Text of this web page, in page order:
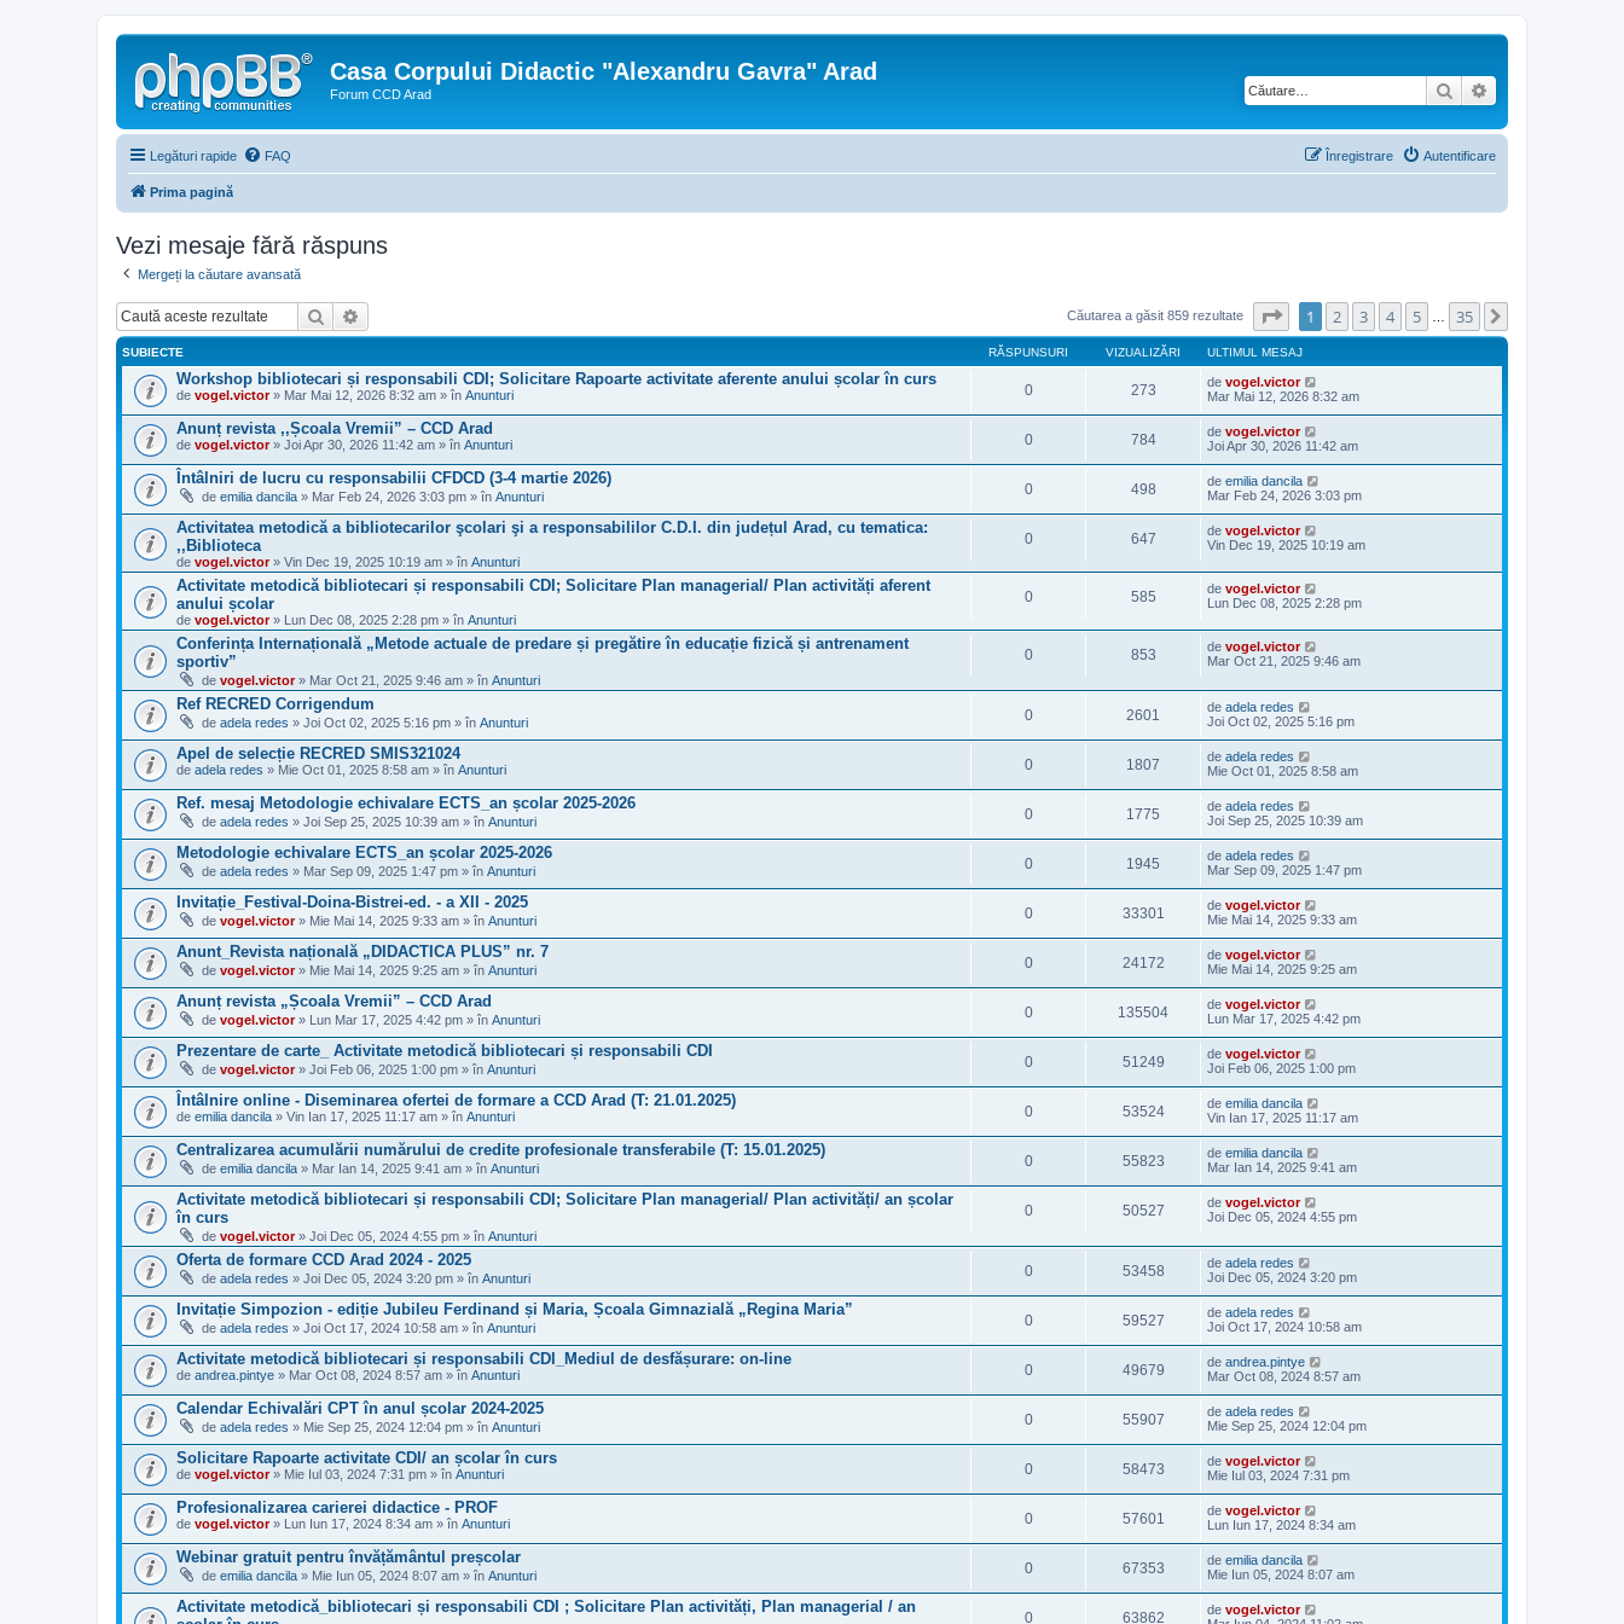
Casa Corpului Didactic "Alexandru Gavra" Arad
Forum CCD Arad Căutare
Legături rapide FAQ Autentificare
Înregistrare
Prima pagină
Vezi mesaje fără răspuns
Mergeți la căutare avansată
Căutare Căutarea a găsit 859 rezultate Pagina1 din 35
1 2 3 4 5 35
SUBIECTE RĂSPUNSURI VIZUALIZĂRI ULTIMUL MESAJ
Workshop bibliotecari și responsabili CDI; Solicitare Rapoarte activitate aferente anului școlar în curs
de vogel.victor» Mar Mai 12, 2026 8:32 am » în Anunturi 0 273 de vogel.victor
Mar Mai 12, 2026 8:32 am
Anunț revista ,,Școala Vremii” – CCD Arad
de vogel.victor» Joi Apr 30, 2026 11:42 am » în Anunturi 0 784 de vogel.victor
Joi Apr 30, 2026 11:42 am
Întâlniri de lucru cu responsabilii CFDCD (3-4 martie 2026)
de emilia dancila » Mar Feb 24, 2026 3:03 pm » în Anunturi 0 498 de emilia dancila
Mar Feb 24, 2026 3:03 pm
Activitatea metodică a bibliotecarilor şcolari şi a responsabililor C.D.I. din județul Arad, cu tematica:
,,Biblioteca
de vogel.victor» Vin Dec 19, 2025 10:19 am » în Anunturi
0 647 de vogel.victor
Vin Dec 19, 2025 10:19 am
Activitate metodică bibliotecari și responsabili CDI; Solicitare Plan managerial/ Plan activități aferent
anului școlar
de vogel.victor» Lun Dec 08, 2025 2:28 pm » în Anunturi
0 585 de vogel.victor
Lun Dec 08, 2025 2:28 pm
Conferința Internațională „Metode actuale de predare și pregătire în educație fizică și antrenament
sportiv”
de vogel.victor» Mar Oct 21, 2025 9:46 am » în Anunturi
0 853 de vogel.victor
Mar Oct 21, 2025 9:46 am
Ref RECRED Corrigendum
de adela redes » Joi Oct 02, 2025 5:16 pm » în Anunturi 0 2601 de adela redes
Joi Oct 02, 2025 5:16 pm
Apel de selecție RECRED SMIS321024
de adela redes » Mie Oct 01, 2025 8:58 am » în Anunturi 0 1807 de adela redes
Mie Oct 01, 2025 8:58 am
Ref. mesaj Metodologie echivalare ECTS_an școlar 2025-2026
de adela redes » Joi Sep 25, 2025 10:39 am » în Anunturi 0 1775 de adela redes
Joi Sep 25, 2025 10:39 am
Metodologie echivalare ECTS_an școlar 2025-2026
de adela redes » Mar Sep 09, 2025 1:47 pm » în Anunturi 0 1945 de adela redes
Mar Sep 09, 2025 1:47 pm
Invitație_Festival-Doina-Bistrei-ed. - a XII - 2025
de vogel.victor» Mie Mai 14, 2025 9:33 am » în Anunturi 0 33301 de vogel.victor
Mie Mai 14, 2025 9:33 am
Anunt_Revista națională „DIDACTICA PLUS” nr. 7
de vogel.victor» Mie Mai 14, 2025 9:25 am » în Anunturi 0 24172 de vogel.victor
Mie Mai 14, 2025 9:25 am
Anunț revista „Școala Vremii” – CCD Arad
de vogel.victor» Lun Mar 17, 2025 4:42 pm » în Anunturi 0 135504 de vogel.victor
Lun Mar 17, 2025 4:42 pm
Prezentare de carte_ Activitate metodică bibliotecari și responsabili CDI
de vogel.victor» Joi Feb 06, 2025 1:00 pm » în Anunturi 0 51249 de vogel.victor
Joi Feb 06, 2025 1:00 pm
Întâlnire online - Diseminarea ofertei de formare a CCD Arad (T: 21.01.2025)
de emilia dancila » Vin Ian 17, 2025 11:17 am » în Anunturi 0 53524 de emilia dancila
Vin Ian 17, 2025 11:17 am
Centralizarea acumulării numărului de credite profesionale transferabile (T: 15.01.2025)
de emilia dancila » Mar Ian 14, 2025 9:41 am » în Anunturi 0 55823 de emilia dancila
Mar Ian 14, 2025 9:41 am
Activitate metodică bibliotecari și responsabili CDI; Solicitare Plan managerial/ Plan activități/ an școlar
în curs
de vogel.victor» Joi Dec 05, 2024 4:55 pm » în Anunturi
0 50527 de vogel.victor
Joi Dec 05, 2024 4:55 pm
Oferta de formare CCD Arad 2024 - 2025
de adela redes » Joi Dec 05, 2024 3:20 pm » în Anunturi 0 53458 de adela redes
Joi Dec 05, 2024 3:20 pm
Invitație Simpozion - ediție Jubileu Ferdinand și Maria, Școala Gimnazială „Regina Maria”
de adela redes » Joi Oct 17, 2024 10:58 am » în Anunturi 0 59527 de adela redes
Joi Oct 17, 2024 10:58 am
Activitate metodică bibliotecari și responsabili CDI_Mediul de desfășurare: on-line
de andrea.pintye » Mar Oct 08, 2024 8:57 am » în Anunturi 0 49679 de andrea.pintye
Mar Oct 08, 2024 8:57 am
Calendar Echivalări CPT în anul școlar 2024-2025
de adela redes » Mie Sep 25, 2024 12:04 pm » în Anunturi 0 55907 de adela redes
Mie Sep 25, 2024 12:04 pm
Solicitare Rapoarte activitate CDI/ an școlar în curs
de vogel.victor» Mie Iul 03, 2024 7:31 pm » în Anunturi 0 58473 de vogel.victor
Mie Iul 03, 2024 7:31 pm
Profesionalizarea carierei didactice - PROF
de vogel.victor» Lun Iun 17, 2024 8:34 am » în Anunturi 0 57601 de vogel.victor
Lun Iun 17, 2024 8:34 am
Webinar gratuit pentru învățământul preșcolar
de emilia dancila » Mie Iun 05, 2024 8:07 am » în Anunturi 0 67353 de emilia dancila
Mie Iun 05, 2024 8:07 am
Activitate metodică_bibliotecari și responsabili CDI ; Solicitare Plan activități, Plan managerial / an
0 63862 de vogel.victor